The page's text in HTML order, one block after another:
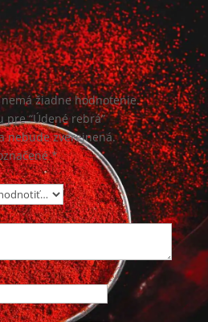
žiadne hodnotenie.
“Údené rebrá”
nebude zverejnená.
*